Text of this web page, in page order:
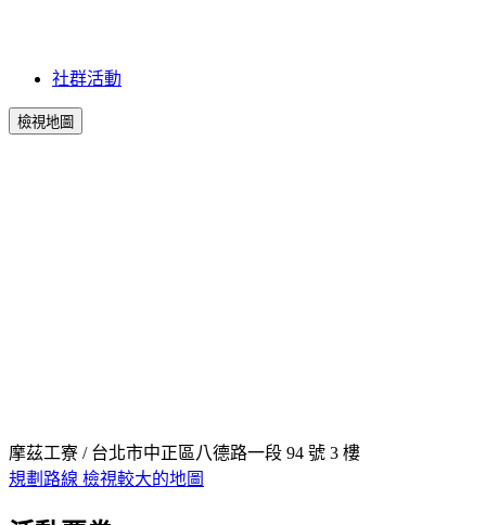
社群活動
檢視地圖
摩茲工寮 / 台北市中正區八德路一段 94 號 3 樓
規劃路線 檢視較大的地圖